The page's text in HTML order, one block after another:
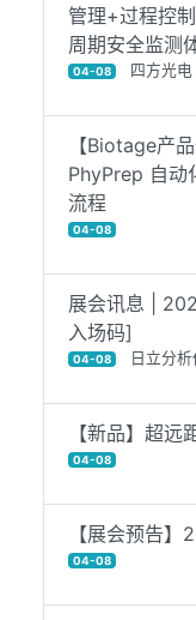
管理+过程控
周期安全监测
04-08 四方光电
【Biotage产
PhyPrep 自动
流程
04-08
展会讯息 |
入场码]
04-08 日立分析
【新品】超远
04-08
【展会预告
04-08